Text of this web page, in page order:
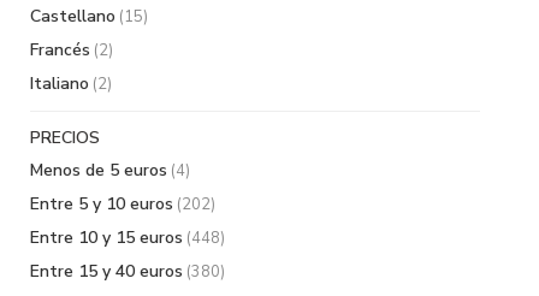
Castellano (15)
Francés (2)
Italiano (2)
PRECIOS
Menos de 5 euros (4)
Entre 5 y 10 euros (202)
Entre 10 y 15 euros (448)
Entre 15 y 40 euros (380)